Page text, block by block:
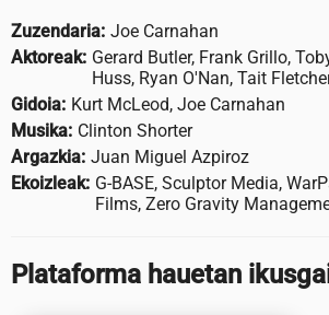
Zuzendaria: Joe Carnahan
Aktoreak: Gerard Butler, Frank Grillo,
Huss, Ryan O'Nan, Tait
Gidoia: Kurt McLeod, Joe Carnahan
Musika: Clinton Shorter
Argazkia: Juan Miguel Azpiroz
Ekoizleak: G-BASE, Sculptor Media,
Films, Zero Gravity
Plataforma hauetan